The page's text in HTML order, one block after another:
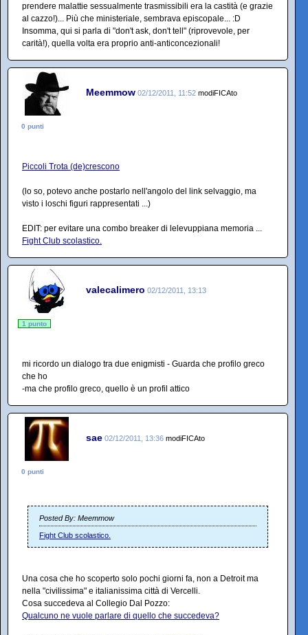
prendere malattie sessualmente trasmissibili era la castità (e grazie
al cazzo!)... Più che ministeriale, sembrava episcopale... :D
Insomma, qui si parla di "don't ask, don't tell" (riprovevole, per
carità!), quella volta era proprio anti-anticoncezionali!
Meemmow 02/12/2011, 11:52 modiFICAto
0 punti
Piccoli Trota (de)crescono
(lo so, potevo anche postarlo nell'angolo del link selvaggio, ma
visto i loschi figuri rappresentati ...)
EDIT: per evitare una combo breaker di lelevuppiana memoria ...
Fight Club scolastico.
valecalimero 02/12/2011, 13:13
1 punto
mi ricordo un dialogo tra due enigmisti - Guarda che profilo greco
che ho
-ma che profilo greco, quello è un profil attico
sae 02/12/2011, 13:36 modiFICAto
0 punti
Posted By: Meemmow
Fight Club scolastico.
Una cosa che ho scoperto solo pochi giorni fa, non a Detroit ma
nella "civilissima" e italianissima città di Vercelli.
Cosa succedeva al Collegio Dal Pozzo:
Qualcuno ne vuole parlare di quello che succedeva?